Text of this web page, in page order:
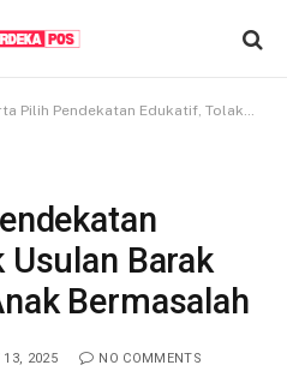
Pendekatan Edukatif, Tolak Usulan Barak Militer untuk Anak Bermasalah
Usulan Barak
Bermasalah
13, 2025 NO COMMENTS